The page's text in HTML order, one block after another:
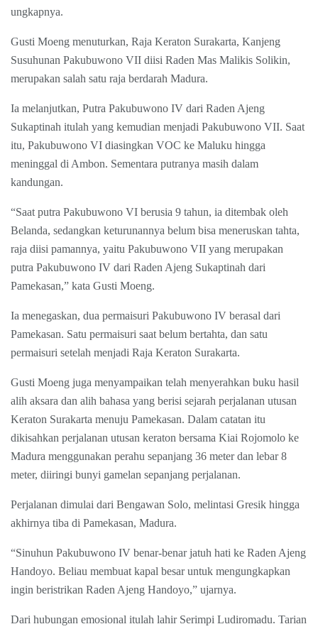
ungkapnya.
Gusti Moeng menuturkan, Raja Keraton Surakarta, Kanjeng
Susuhunan Pakubuwono VII diisi Raden Mas Malikis Solikin,
merupakan salah satu raja berdarah Madura.
Ia melanjutkan, Putra Pakubuwono IV dari Raden Ajeng
Sukaptinah itulah yang kemudian menjadi Pakubuwono VII. Saat
itu, Pakubuwono VI diasingkan VOC ke Maluku hingga
meninggal di Ambon. Sementara putranya masih dalam
kandungan.
“Saat putra Pakubuwono VI berusia 9 tahun, ia ditembak oleh
Belanda, sedangkan keturunannya belum bisa meneruskan tahta,
raja diisi pamannya, yaitu Pakubuwono VII yang merupakan
putra Pakubuwono IV dari Raden Ajeng Sukaptinah dari
Pamekasan,” kata Gusti Moeng.
Ia menegaskan, dua permaisuri Pakubuwono IV berasal dari
Pamekasan. Satu permaisuri saat belum bertahta, dan satu
permaisuri setelah menjadi Raja Keraton Surakarta.
Gusti Moeng juga menyampaikan telah menyerahkan buku hasil
alih aksara dan alih bahasa yang berisi sejarah perjalanan utusan
Keraton Surakarta menuju Pamekasan. Dalam catatan itu
dikisahkan perjalanan utusan keraton bersama Kiai Rojomolo ke
Madura menggunakan perahu sepanjang 36 meter dan lebar 8
meter, diiringi bunyi gamelan sepanjang perjalanan.
Perjalanan dimulai dari Bengawan Solo, melintasi Gresik hingga
akhirnya tiba di Pamekasan, Madura.
“Sinuhun Pakubuwono IV benar-benar jatuh hati ke Raden Ajeng
Handoyo. Beliau membuat kapal besar untuk mengungkapkan
ingin beristrikan Raden Ajeng Handoyo,” ujarnya.
Dari hubungan emosional itulah lahir Serimpi Ludiromadu. Tarian